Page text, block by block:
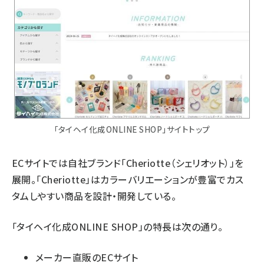
「タイヘイ化成ONLINE SHOP」サイトトップ
ECサイトでは自社ブランド「Cheriotte（シェリオット）」を
展開。「Cheriotte」はカラーバリエーションが豊富でカス
タムしやすい商品を設計・開発している。
「タイヘイ化成ONLINE SHOP」の特長は次の通り。
メーカー直販のECサイト